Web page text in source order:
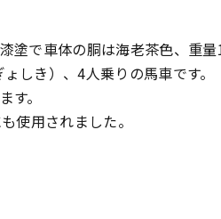
塗で車体の胴は海老茶色、重
しき）、4人乗りの馬車です。
す。
使用されました。